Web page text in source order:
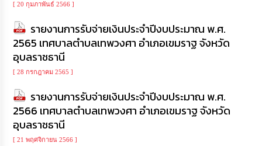
การ
ส่ง
เสริม
ความ
โปร่งใส
ถิ่น
ของ
เรา
[ 20 กุมภาพันธ์ 2566 ]
รายงานการรับจ่ายเงินประจำปีงบประมาณ พ.ศ.
2565 เทศบาลตำบลเทพวงศา อำเภอเขมราฐ จังหวัด
อุบลราชธานี
[ 28 กรกฎาคม 2565 ]
รายงานการรับจ่ายเงินประจำปีงบประมาณ พ.ศ.
2566 เทศบาลตำบลเทพวงศา อำเภอเขมราฐ จังหวัด
อุบลราชธานี
[ 21 พฤศจิกายน 2566 ]